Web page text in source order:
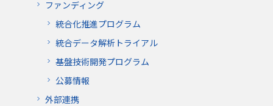
ファンディング
統合化推進プログラム
統合データ解析トライアル
基盤技術開発プログラム
公募情報
外部連携